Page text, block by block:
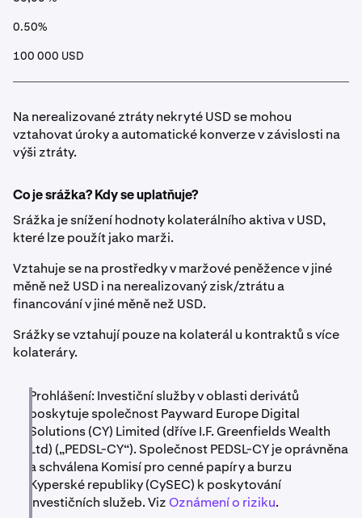
0.50%
100 000 USD
Na nerealizované ztráty nekryté USD se mohou
vztahovat úroky a automatické konverze v závislosti na
výši ztráty.
Co je srážka? Kdy se uplatňuje?
Srážka je snížení hodnoty kolaterálního aktiva v USD,
které lze použít jako marži.
Vztahuje se na prostředky v maržové peněžence v jiné
měně než USD i na nerealizovaný zisk/ztrátu a
financování v jiné měně než USD.
Srážky se vztahují pouze na kolaterál u kontraktů s více
kolateráry.
Prohlášení: Investiční služby v oblasti derivátů
poskytuje společnost Payward Europe Digital
Solutions (CY) Limited (dříve I.F. Greenfields Wealth
Ltd) („PEDSL-CY“). Společnost PEDSL-CY je oprávněna
a schválena Komisí pro cenné papíry a burzu
Kyperské republiky (CySEC) k poskytování
investičních služeb. Viz Oznámení o riziku.